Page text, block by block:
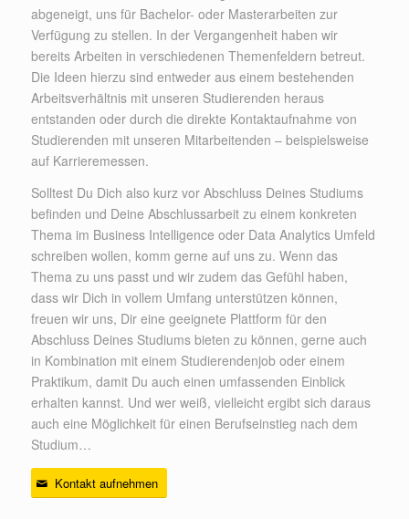
abgeneigt, uns für Bachelor- oder Masterarbeiten zur
Verfügung zu stellen. In der Vergangenheit haben wir
bereits Arbeiten in verschiedenen Themenfeldern betreut.
Die Ideen hierzu sind entweder aus einem bestehenden
Arbeitsverhältnis mit unseren Studierenden heraus
entstanden oder durch die direkte Kontaktaufnahme von
Studierenden mit unseren Mitarbeitenden – beispielsweise
auf Karrieremessen.
Solltest Du Dich also kurz vor Abschluss Deines Studiums
befinden und Deine Abschlussarbeit zu einem konkreten
Thema im Business Intelligence oder Data Analytics Umfeld
schreiben wollen, komm gerne auf uns zu. Wenn das
Thema zu uns passt und wir zudem das Gefühl haben,
dass wir Dich in vollem Umfang unterstützen können,
freuen wir uns, Dir eine geeignete Plattform für den
Abschluss Deines Studiums bieten zu können, gerne auch
in Kombination mit einem Studierendenjob oder einem
Praktikum, damit Du auch einen umfassenden Einblick
erhalten kannst. Und wer weiß, vielleicht ergibt sich daraus
auch eine Möglichkeit für einen Berufseinstieg nach dem
Studium…
Kontakt aufnehmen